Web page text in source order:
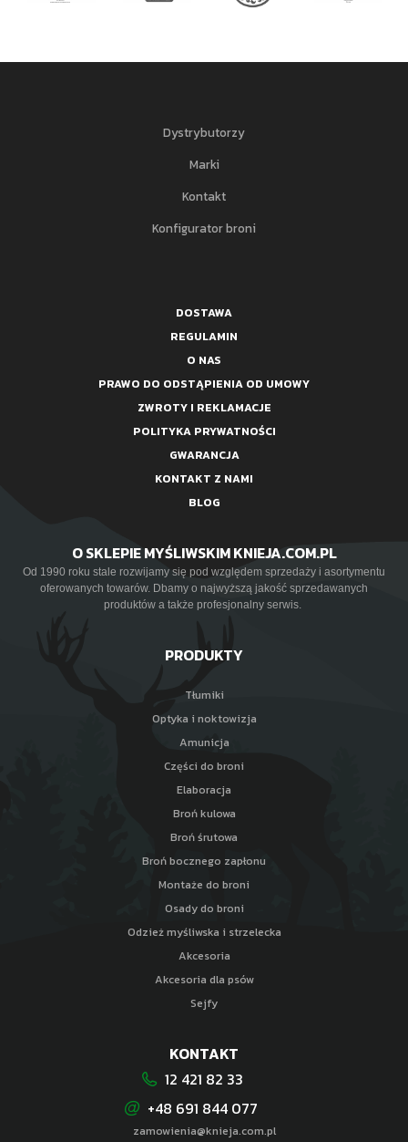
Dystrybutorzy
Marki
Kontakt
Konfigurator broni
DOSTAWA
REGULAMIN
O NAS
PRAWO DO ODSTĄPIENIA OD UMOWY
ZWROTY I REKLAMACJE
POLITYKA PRYWATNOŚCI
GWARANCJA
KONTAKT Z NAMI
BLOG
O SKLEPIE MYŚLIWSKIM KNIEJA.COM.PL
Od 1990 roku stale rozwijamy się pod względem sprzedaży i asortymentu
oferowanych towarów. Dbamy o najwyższą jakość sprzedawanych
produktów a także profesjonalny serwis.
PRODUKTY
Tłumiki
Optyka i noktowizja
Amunicja
Części do broni
Elaboracja
Broń kulowa
Broń śrutowa
Broń bocznego zapłonu
Montaże do broni
Osady do broni
Odzież myśliwska i strzelecka
Akcesoria
Akcesoria dla psów
Sejfy
KONTAKT
12 421 82 33
+48 691 844 077
zamowienia@knieja.com.pl